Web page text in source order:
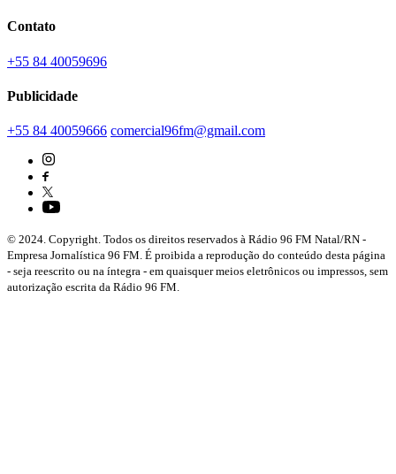
Contato
+55 84 40059696
Publicidade
+55 84 40059666 comercial96fm@gmail.com
© 2024. Copyright. Todos os direitos reservados à Rádio 96 FM Natal/RN -
Empresa Jornalística 96 FM. É proibida a reprodução do conteúdo desta página
- seja reescrito ou na íntegra - em quaisquer meios eletrônicos ou impressos, sem
autorização escrita da Rádio 96 FM.